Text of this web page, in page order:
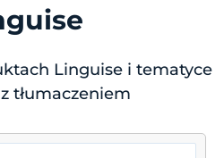
Linguise i tematyce
tłumaczeniem